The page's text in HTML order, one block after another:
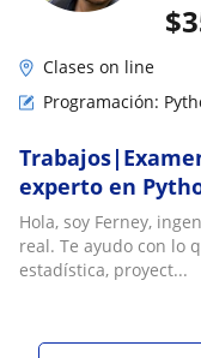
$
Clases on line
Programación:
experto en
Hola, soy Ferney,
real. Te ayudo con lo
estadística, proyect...